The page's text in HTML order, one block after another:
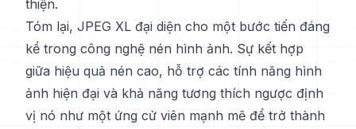
thiện.
Tóm lại, JPEG XL đại diện cho một bước tiến đáng
kể trong công nghệ nén hình ảnh. Sự kết hợp
giữa hiệu quả nén cao, hỗ trợ các tính năng hình
ảnh hiện đại và khả năng tương thích ngược định
vị nó như một ứng cử viên mạnh mẽ để trở thành